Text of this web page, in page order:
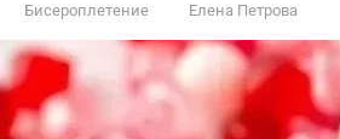
Бисероплетение Елена Петрова